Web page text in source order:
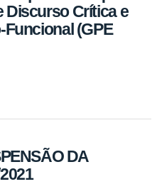
Discurso Crítica e
(GPE
DA